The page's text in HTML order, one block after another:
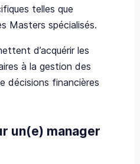
telles que
Masters spécialisés.
d’acquérir les
à la gestion des
décisions financières
un(e) manager